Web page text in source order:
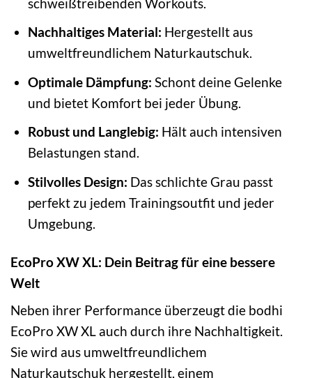
Nachhaltiges Material: Hergestellt aus
umweltfreundlichem Naturkautschuk.
Optimale Dämpfung: Schont deine Gelenke
und bietet Komfort bei jeder Übung.
Robust und Langlebig: Hält auch intensiven
Belastungen stand.
Stilvolles Design: Das schlichte Grau passt
perfekt zu jedem Trainingsoutfit und jeder
Umgebung.
EcoPro XW XL: Dein Beitrag für eine bessere
Welt
Neben ihrer Performance überzeugt die bodhi
EcoPro XW XL auch durch ihre Nachhaltigkeit.
Sie wird aus umweltfreundlichem
Naturkautschuk hergestellt, einem